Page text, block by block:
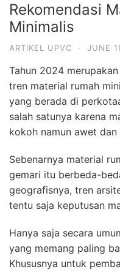
Rekomendasi
Minimalis
ARTIKEL UPVC · JUNE
Tahun 2024
tren material rumah
yang berada di
salah satunya karena
kokoh namun awet dan
Sebenarnya material
gemari itu berbeda-
geografisnya, tren
tentu saja keputusan
Hanya saja secara
yang memang paling
Khususnya untuk